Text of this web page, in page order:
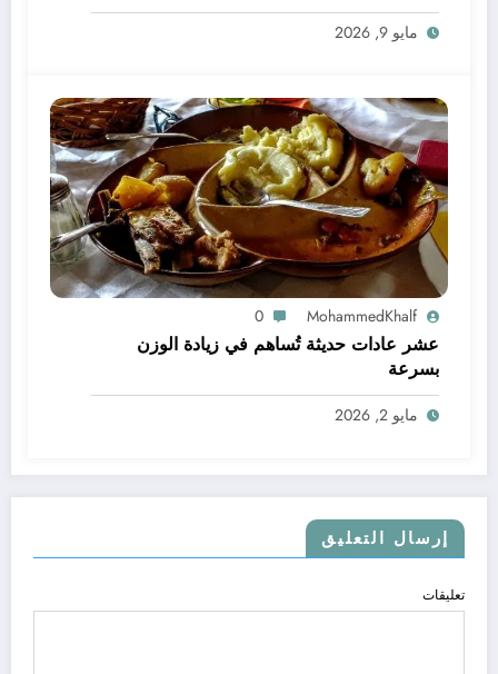
مايو 9, 2026
MohammedKhalf
0
عشر عادات حديثة تُساهم في زيادة الوزن
بسرعة
مايو 2, 2026
إرسال التعليق
تعليقات